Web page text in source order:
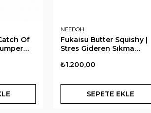
|
NEEDOH
NeeDoh Jelly Squish Stres
Topu | Simli Denizanası
₺1.600,00
SEPETE EKLE